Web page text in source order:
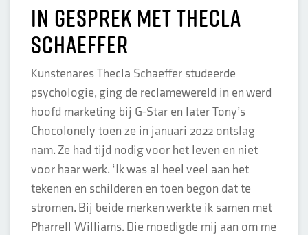
In gesprek met Thecla
Schaeffer
Kunstenares Thecla Schaeffer studeerde
psychologie, ging de reclamewereld in en werd
hoofd marketing bij G-Star en later Tony’s
Chocolonely toen ze in januari 2022 ontslag
nam. Ze had tijd nodig voor het leven en niet
voor haar werk. ‘Ik was al heel veel aan het
tekenen en schilderen en toen begon dat te
stromen. Bij beide merken werkte ik samen met
Pharrell Williams. Die moedigde mij aan om me